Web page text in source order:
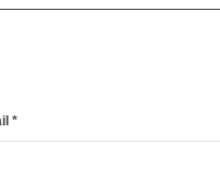
*